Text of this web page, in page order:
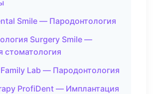
Smile — Пародонтология
Surgery Smile —
стоматология
Lab — Пародонтология
ProfiDent — Имплантация